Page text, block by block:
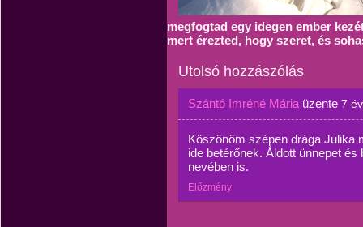
megfogtad egy idegen ember
mert érezted, hogy szeret, és
Utolsó hozzászólás
Szántó Imréné Mária üzente 7
Köszönöm szépen drága Julika
ide betérőnek. Áldott ünnepet
nevében is.
Előzmény